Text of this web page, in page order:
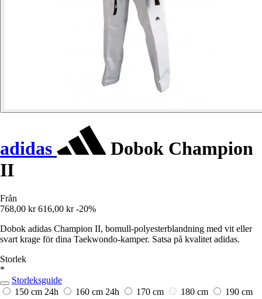
adidas
Dobok Champion
II
Från
768,00 kr 616,00 kr -20%
Dobok adidas Champion II, bomull-polyesterblandning med vit eller
svart krage för dina Taekwondo-kamper. Satsa på kvalitet adidas.
Storlek
*
Storleksguide
150 cm 24h 160 cm 24h 170 cm 180 cm
190 cm